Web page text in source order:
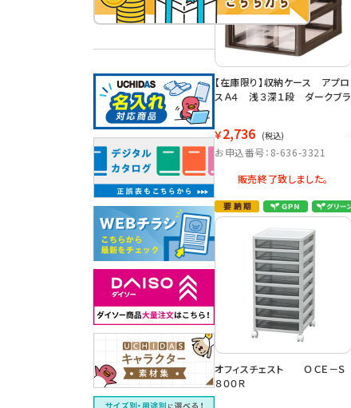
【在庫限り】収納ケース アプロ
スＡ４ 浅３深１段 ダークブラ
￥2,736 (税込)
お申込番号：8-636-3321
販売終了致しました。
オフィスチェスト ＯＣＥ－Ｓ
８００Ｒ